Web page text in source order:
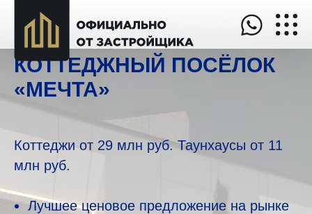
Продажа загородных домов в
коттеджном поселке Мечта Сочи
КОТТЕДЖНЫЙ ПОСЁЛОК
«МЕЧТА»
Коттеджи от 29 млн руб.Таунхаусы от 11
млн руб.
Лучшее ценовое предложение на рынке